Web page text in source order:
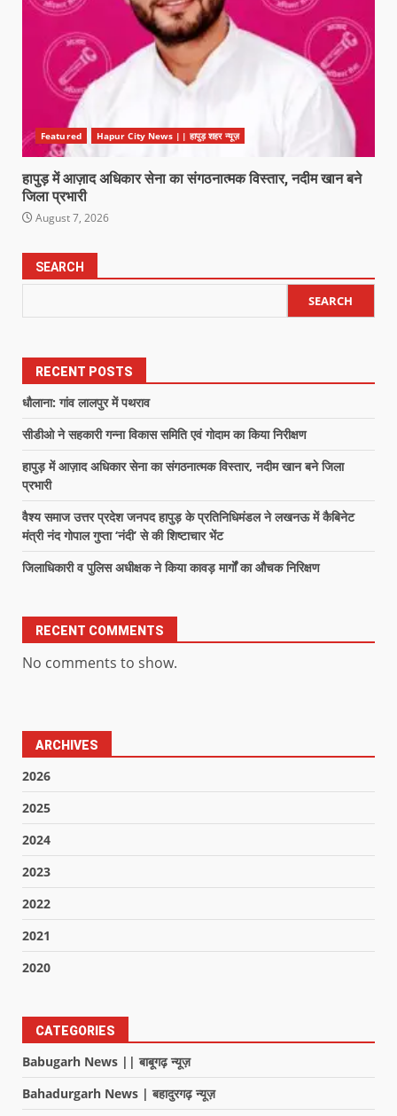
Featured Hapur City News || हापुड़ शहर न्यूज़
हापुड़ में आज़ाद अधिकार सेना का संगठनात्मक विस्तार, नदीम खान बने
जिला प्रभारी
August 7, 2026
SEARCH
SEARCH
RECENT POSTS
धौलाना: गांव लालपुर में पथराव
सीडीओ ने सहकारी गन्ना विकास समिति एवं गोदाम का किया निरीक्षण
हापुड़ में आज़ाद अधिकार सेना का संगठनात्मक विस्तार, नदीम खान बने जिला
प्रभारी
वैश्य समाज उत्तर प्रदेश जनपद हापुड़ के प्रतिनिधिमंडल ने लखनऊ में कैबिनेट
मंत्री नंद गोपाल गुप्ता ‘नंदी’ से की शिष्टाचार भेंट
जिलाधिकारी व पुलिस अधीक्षक ने किया कावड़ मार्गों का औचक निरिक्षण
RECENT COMMENTS
No comments to show.
ARCHIVES
2026
2025
2024
2023
2022
2021
2020
CATEGORIES
Babugarh News || बाबूगढ़ न्यूज़
Bahadurgarh News | बहादुरगढ़ न्यूज़